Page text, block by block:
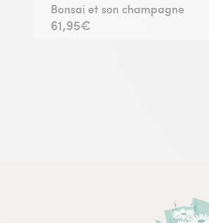
Bonsai et son champagne
61,95€